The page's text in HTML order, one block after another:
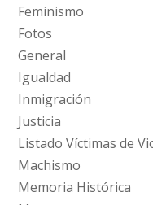
Feminismo
Fotos
General
Igualdad
Inmigración
Justicia
Listado Víctimas de
Machismo
Memoria Histórica